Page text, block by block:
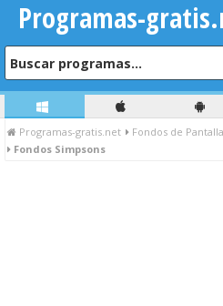
Programas-
Programas-gratis.net Fondos de Pantalla
Fondos Simpsons